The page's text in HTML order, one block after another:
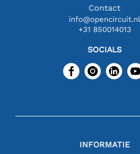
Contact
info@opencircuit.nl
+31 850014013
SOCIALS
INFORMATIE